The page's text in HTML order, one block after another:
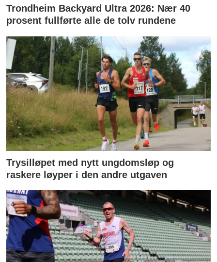
Trondheim Backyard Ultra 2026: Nær 40
prosent fullførte alle de tolv rundene
Trysilløpet med nytt ungdomsløp og
raskere løyper i den andre utgaven